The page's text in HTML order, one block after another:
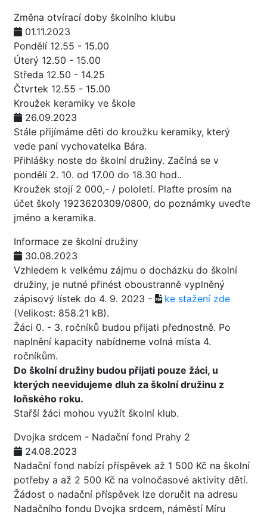
Změna otvírací doby školního klubu
01.11.2023
Pondělí 12.55 - 15.00
Úterý 12.50 - 15.00
Středa 12.50 - 14.25
Čtvrtek 12.55 - 15.00
Kroužek keramiky ve škole
26.09.2023
Stále přijímáme děti do kroužku keramiky, který
vede paní vychovatelka Bára.
Přihlášky noste do školní družiny. Začíná se v
pondělí 2. 10. od 17.00 do 18.30 hod..
Kroužek stojí 2 000,- / pololetí. Plaťte prosím na
účet školy 1923620309/0800, do poznámky uveďte
jméno a keramika.
Informace ze školní družiny
30.08.2023
Vzhledem k velkému zájmu o docházku do školní
družiny, je nutné přinést oboustranně vyplněný
zápisový lístek do 4. 9. 2023 -
ke stažení zde
(Velikost: 858.21 kB).
Žáci 0. - 3. ročníků budou přijati přednostně. Po
naplnění kapacity nabídneme volná místa 4.
ročníkům.
Do školní družiny budou přijati pouze žáci, u
kterých neevidujeme dluh za školní družinu z
loňského roku.
Stařší žáci mohou využít školní klub.
Dvojka srdcem - Nadační fond Prahy 2
24.08.2023
Nadační fond nabízí příspěvek až 1 500 Kč na školní
potřeby a až 2 500 Kč na volnočasové aktivity dětí.
Žádost o nadační příspěvek lze doručit na adresu
Nadačního fondu Dvojka srdcem, náměstí Míru